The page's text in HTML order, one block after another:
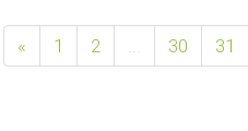
« 1 2 ... 30 31